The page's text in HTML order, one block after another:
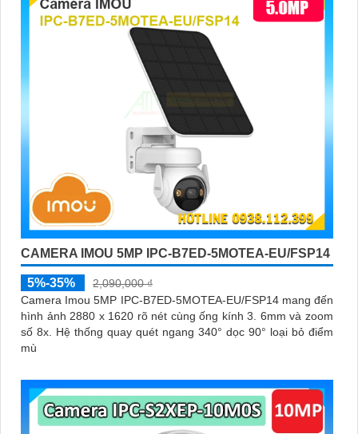
CAMERA IMOU 5MP IPC-B7ED-5MOTEA-EU/FSP14
5%-35%
2,090,000 ₫
Camera Imou 5MP IPC-B7ED-5MOTEA-EU/FSP14 mang đến
hình ảnh 2880 x 1620 rõ nét cùng ống kính 3. 6mm và zoom
số 8x. Hệ thống quay quét ngang 340° dọc 90° loại bỏ điểm
mù